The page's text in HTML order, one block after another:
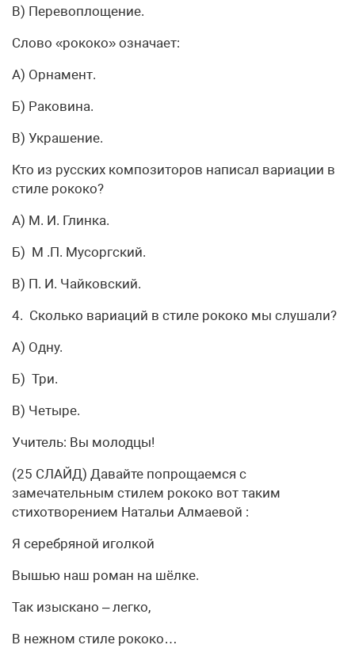
В) Перевоплощение.
Слово «рококо» означает:
А) Орнамент.
Б) Раковина.
В) Украшение.
Кто из русских композиторов написал вариации в
стиле рококо?
А) М. И. Глинка.
Б) М .П. Мусоргский.
В) П. И. Чайковский.
4. Сколько вариаций в стиле рококо мы слушали?
А) Одну.
Б) Три.
В) Четыре.
Учитель: Вы молодцы!
(25 СЛАЙД) Давайте попрощаемся с
замечательным стилем рококо вот таким
стихотворением Натальи Алмаевой :
Я серебряной иголкой
Вышью наш роман на шёлке.
Так изыскано – легко,
В нежном стиле рококо…